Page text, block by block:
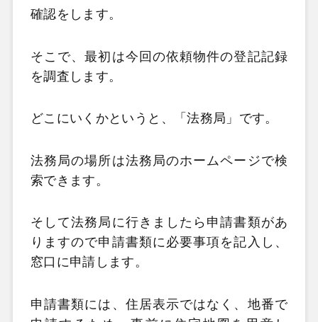
確認をします。
そこで、最初は今回の依頼物件の登記記録
を調査します。
どこにいくかというと、「法務局」です。
法務局の場所は法務局のホームページで検
索できます。
そして法務局に行きましたら申請書類があ
りますので申請書類に必要事項を記入し、
窓口に申請します。
申請書類には、住居表示ではなく、地番で